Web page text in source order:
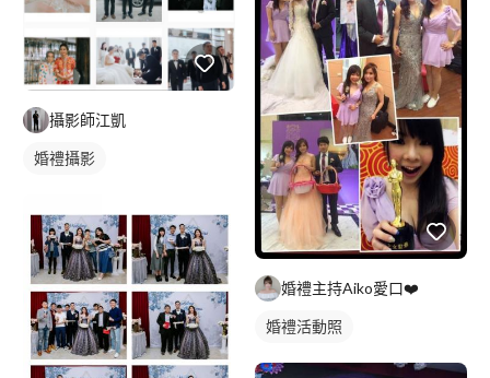
攝影師江凱
婚禮攝影
婚禮主持Aiko愛口❤️
婚禮活動照